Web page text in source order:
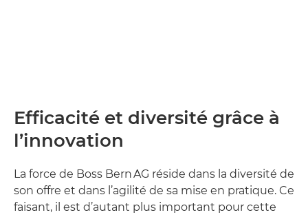
Efficacité et diversité grâce à
l’innovation
La force de Boss Bern AG réside dans la diversité de
son offre et dans l’agilité de sa mise en pratique. Ce
faisant, il est d’autant plus important pour cette